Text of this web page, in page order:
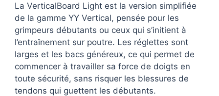
La VerticalBoard Light est la version simplifiée
de la gamme YY Vertical, pensée pour les
grimpeurs débutants ou ceux qui s’initient à
l’entraînement sur poutre. Les réglettes sont
larges et les bacs généreux, ce qui permet de
commencer à travailler sa force de doigts en
toute sécurité, sans risquer les blessures de
tendons qui guettent les débutants.